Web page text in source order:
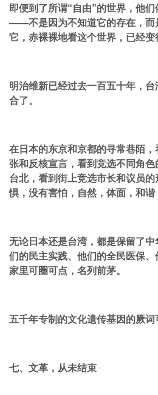
即便到了所谓“自由”的世界，他
——不是因为不知道它的存在，而
它，赤裸裸地看这个世界，已经变
明治维新已经过去一百五十年，
合了。
在日本的东京和京都的寻常巷陌
张和反核宣言，看到竞选不同角
台北，看到街上竞选市长和议员
惧，没有害怕，自然，体面，和谐
无论日本还是台湾，都是保留了
们的民主实践、他们的全民医保
家里可圈可点，名列前茅。
五千年专制的文化遗传基因的厥词
七、文革，从未结束